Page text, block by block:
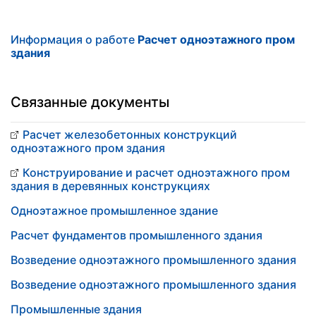
Информация о работе Расчет одноэтажного пром
здания
Связанные документы
Расчет железобетонных конструкций
одноэтажного пром здания
Конструирование и расчет одноэтажного пром
здания в деревянных конструкциях
Одноэтажное промышленное здание
Расчет фундаментов промышленного здания
Возведение одноэтажного промышленного здания
Возведение одноэтажного промышленного здания
Промышленные здания